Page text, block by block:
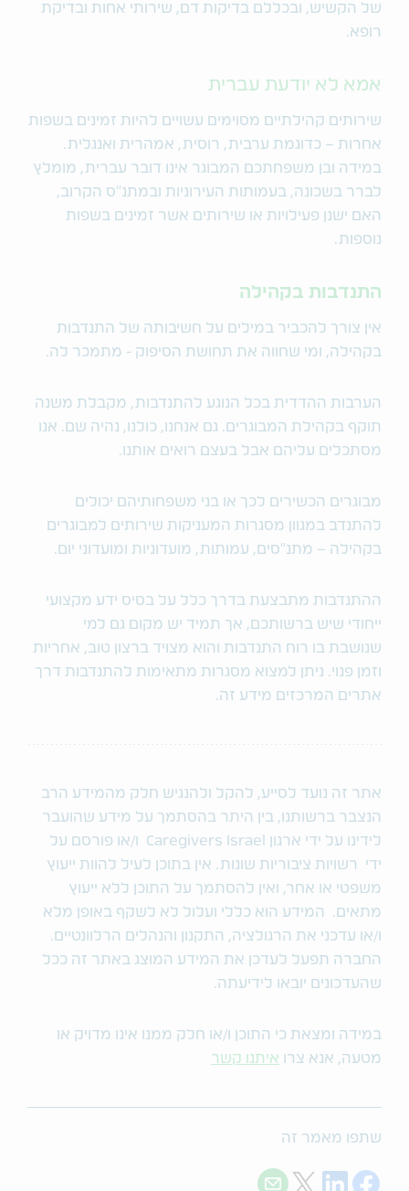
של הקשיש, ובכללם בדיקות דם, שירותי אחות ובדיקת
רופא.
אמא לא יודעת עברית
שירותים קהילתיים מסוימים עשויים להיות זמינים בשפות
אחרות – כדוגמת ערבית, רוסית, אמהרית ואנגלית.
במידה ובן משפחתכם המבוגר אינו דובר עברית, מומלץ
לברר בשכונה, בעמותות העירוניות ובמתנ"ס הקרוב,
האם ישנן פעילויות או שירותים אשר זמינים בשפות
נוספות.
התנדבות בקהילה
אין צורך להכביר במילים על חשיבותה של התנדבות
בקהילה, ומי שחווה את תחושת הסיפוק - מתמכר לה.
הערבות ההדדית בכל הנוגע להתנדבות, מקבלת משנה
תוקף בקהילת המבוגרים. גם אנחנו, כולנו, נהיה שם. אנו
מסתכלים עליהם אבל בעצם רואים אותנו.
מבוגרים הכשירים לכך או בני משפחותיהם יכולים
להתנדב במגוון מסגרות המעניקות שירותים למבוגרים
בקהילה – מתנ"סים, עמותות, מועדוניות ומועדוני יום.
ההתנדבות מתבצעת בדרך כלל על בסיס ידע מקצועי
ייחודי שיש ברשותכם, אך תמיד יש מקום גם למי
שנושבת בו רוח התנדבות והוא מצויד ברצון טוב, אחריות
וזמן פנוי. ניתן למצוא מסגרות מתאימות להתנדבות דרך
אתרים המרכזים מידע זה.
אתר זה נועד לסייע, להקל ולהנגיש חלק מהמידע הרב
הנצבר ברשותנו, בין היתר בהסתמך על מידע שהועבר
לידינו על ידי ארגון Caregivers Israel ו/או פורסם על
ידי רשויות ציבוריות שונות. אין בתוכן לעיל להוות ייעוץ
משפטי או אחר, ואין להסתמך על התוכן ללא ייעוץ
מתאים. המידע הוא כללי ועלול לא לשקף באופן מלא
ו/או עדכני את הרגולציה, התקנון והנהלים הרלוונטיים.
החברה תפעל לעדכן את המידע המוצג באתר זה ככל
שהעדכונים יובאו לידיעתה.
במידה ומצאת כי התוכן ו/או חלק ממנו אינו מדויק או
מטעה, אנא צרו איתנו קשר
שתפו מאמר זה
Share on Facebook
Share on LinkedIn
Share on Twitter
Share with E-mail